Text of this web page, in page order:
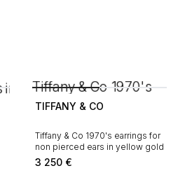
TIFFANY & CO
Tiffany & Co 1970's earrings for
non pierced ears in yellow gold
3 250 €